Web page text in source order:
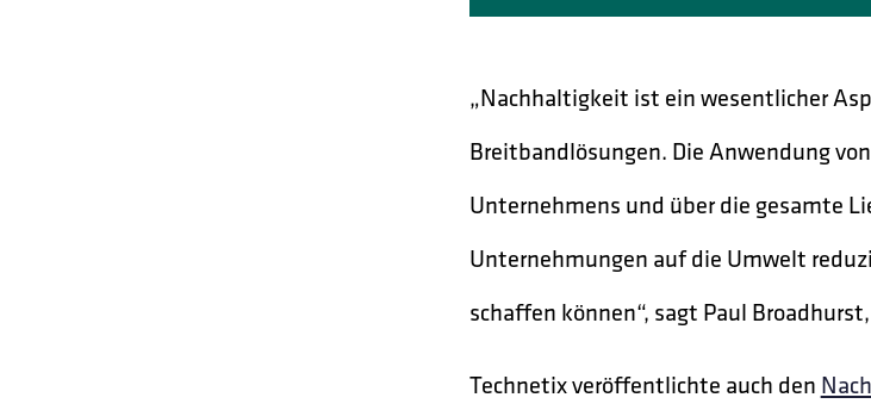
„Nachhaltigkeit ist ein wesentlicher
Breitbandlösungen. Die Anwendung
Unternehmens und über die gesamte
Unternehmungen auf die Umwelt
schaffen können“, sagt Paul
Technetix veröffentlichte auch den